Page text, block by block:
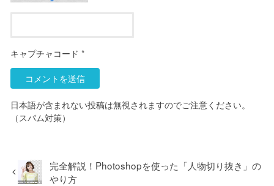
キャプチャコード *
日本語が含まれない投稿は無視されますのでご注意ください。
（スパム対策）
完全解説！Photoshopを使った「人物切り抜き」の
やり方